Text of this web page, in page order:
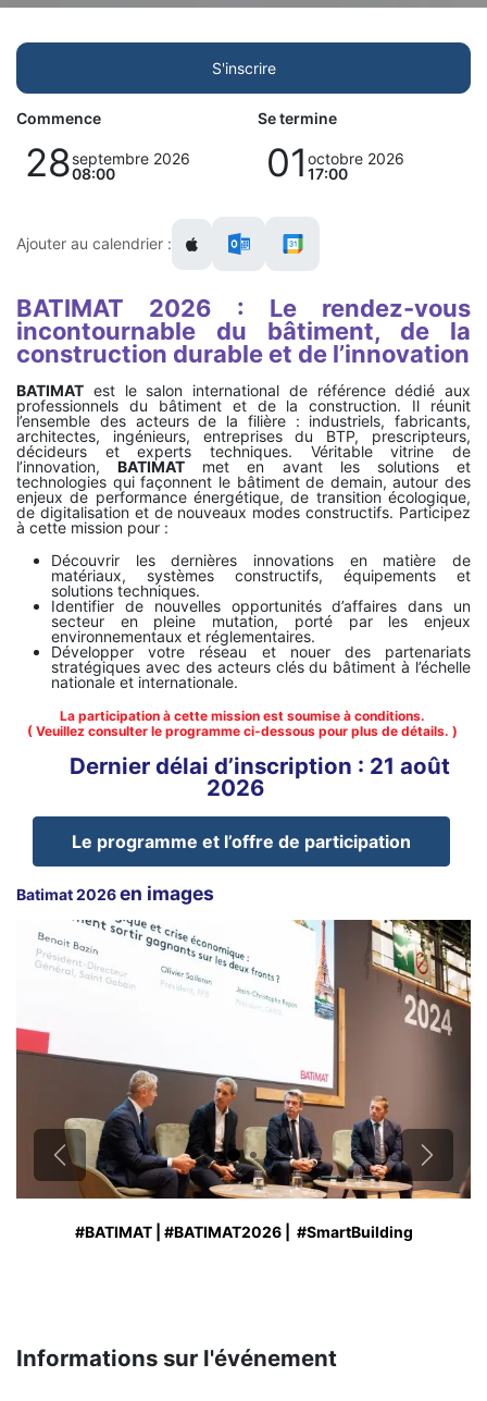
S'inscrire
Commence
28septembre 2026
08:00
Se termine
01 octobre 2026
17:00
Ajouter au calendrier :
BATIMAT 2026 : Le rendez-vous
incontournable du bâtiment, de la
construction durable et de l’innovation
BATIMAT est le salon international de référence dédié aux
professionnels du bâtiment et de la construction. Il réunit
l’ensemble des acteurs de la filière : industriels, fabricants,
architectes, ingénieurs, entreprises du BTP, prescripteurs,
décideurs et experts techniques. Véritable vitrine de
l’innovation, BATIMAT met en avant les solutions et
technologies qui façonnent le bâtiment de demain, autour des
enjeux de performance énergétique, de transition écologique,
de digitalisation et de nouveaux modes constructifs. Participez
à cette mission pour :
Découvrir les dernières innovations en matière de
matériaux, systèmes constructifs, équipements et
solutions techniques.
Identifier de nouvelles opportunités d’affaires dans un
secteur en pleine mutation, porté par les enjeux
environnementaux et réglementaires.
Développer votre réseau et nouer des partenariats
stratégiques avec des acteurs clés du bâtiment à l’échelle
nationale et internationale.
La participation à cette mission est soumise à conditions.
( Veuillez consulter le programme ci-dessous pour plus de détails. )
Dernier délai d’inscription : 21 août
2026
Le programme et l’offre de participation
Batimat 2026en images
Précédent Suivant
#BATIMAT | #BATIMAT2026 | #SmartBuilding
Informations sur l'événement